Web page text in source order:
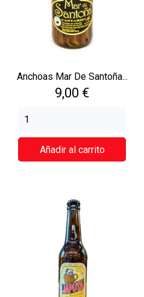
Anchoas Mar De Santoña...
Precio
9,00 €
Añadir al carrito